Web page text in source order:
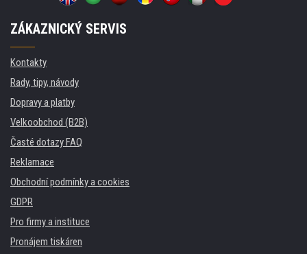
ZÁKAZNICKÝ SERVIS
Kontakty
Rady, tipy, návody
Dopravy a platby
Velkoobchod (B2B)
Časté dotazy FAQ
Reklamace
Obchodní podmínky a cookies
GDPR
Pro firmy a instituce
Pronájem tiskáren